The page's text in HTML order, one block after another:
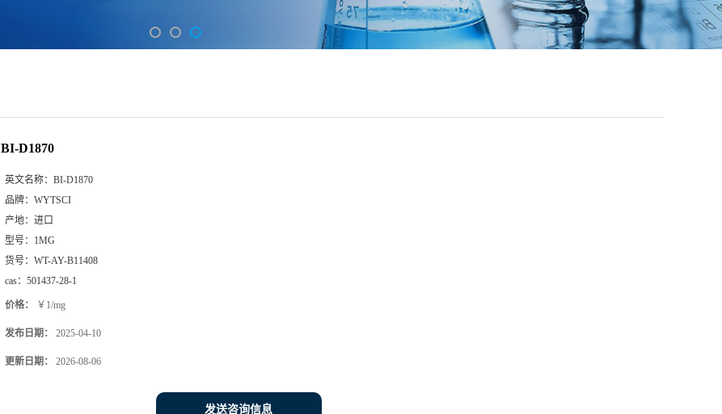
BI-D1870
英文名称： BI-D1870
品牌： WYTSCI
产地： 进口
型号： 1MG
货号： WT-AY-B11408
cas： 501437-28-1
价格： ￥1/mg
发布日期： 2025-04-10
更新日期： 2026-08-06
发送咨询信息